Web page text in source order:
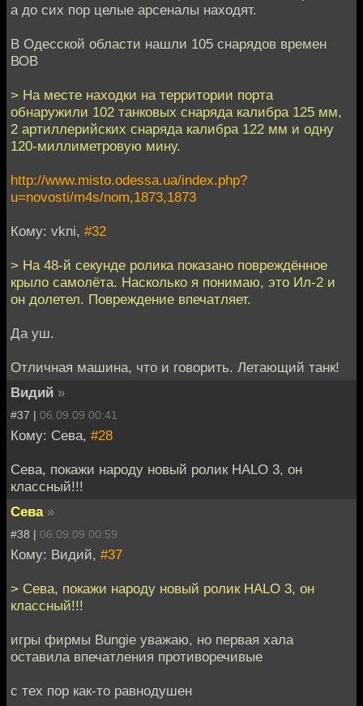
а до сих пор целые арсеналы находят.
В Одесской области нашли 105 снарядов времен
ВОВ
> На месте находки на территории порта
обнаружили 102 танковых снаряда калибра 125 мм,
2 артиллерийских снаряда калибра 122 мм и одну
120-миллиметровую мину.
http://www.misto.odessa.ua/index.php?
u=novosti/m4s/nom,1873,1873
Кому: vkni, #32
> На 48-й секунде ролика показано повреждённое
крыло самолёта. Насколько я понимаю, это Ил-2 и
он долетел. Повреждение впечатляет.
Да уш.
Отличная машина, что и говорить. Летающий танк!
Видий »
#37 | 06.09.09 00:41
Кому: Сева, #28
Сева, покажи народу новый ролик HALO 3, он
классный!!!
Сева »
#38 | 06.09.09 00:59
Кому: Видий, #37
> Сева, покажи народу новый ролик HALO 3, он
классный!!!
игры фирмы Bungie уважаю, но первая хала
оставила впечатления противоречивые
с тех пор как-то равнодушен